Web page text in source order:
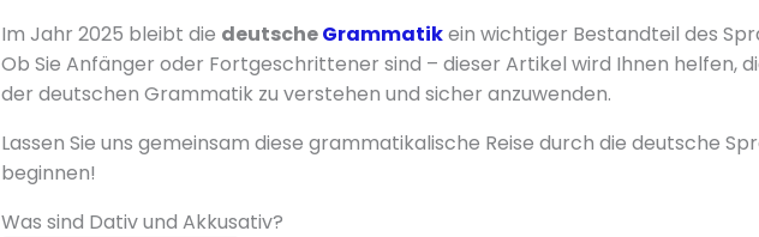
Im Jahr 2025 bleibt die deutscheGrammatikein wichtiger Bestandteil des
Ob Sie Anfänger oder Fortgeschrittener sind – dieser Artikel wird Ihnen helfen,
der deutschen Grammatik zu verstehen und sicher anzuwenden.
Lassen Sie uns gemeinsam diese grammatikalische Reise durch die deutsche
beginnen!
Was sind Dativ und Akkusativ?